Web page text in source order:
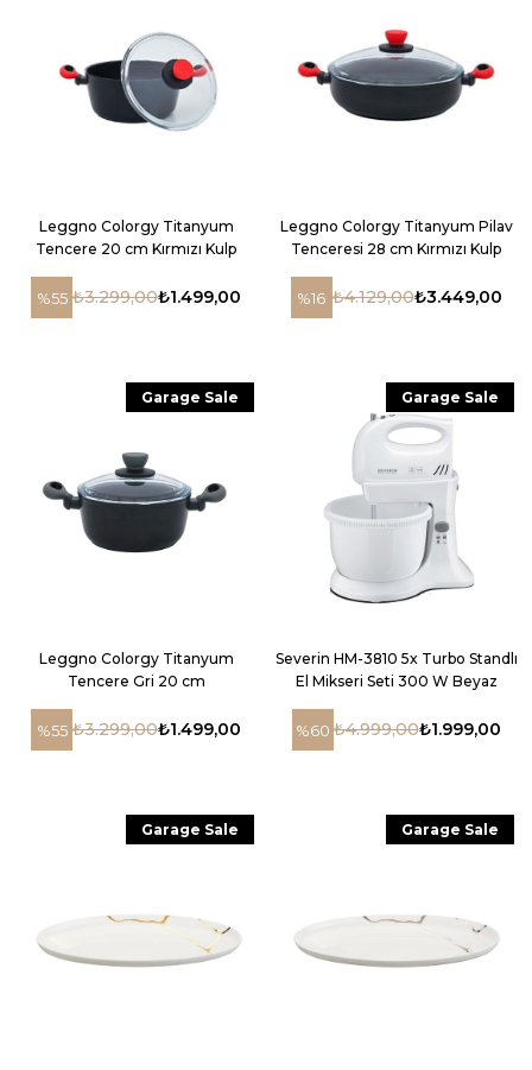
Leggno Colorgy Titanyum
Tencere 20 cm Kırmızı Kulp
₺1.499,00
₺3.299,00
%55
Leggno Colorgy Titanyum Pilav
Tenceresi 28 cm Kırmızı Kulp
₺3.449,00
₺4.129,00
%16
Leggno Colorgy Titanyum
Tencere Gri 20 cm
₺1.499,00
₺3.299,00
%55
Garage Sale
Severin HM-3810 5x Turbo Standlı
El Mikseri Seti 300 W Beyaz
₺1.999,00
₺4.999,00
%60
Garage Sale
Garage Sale Garage Sale